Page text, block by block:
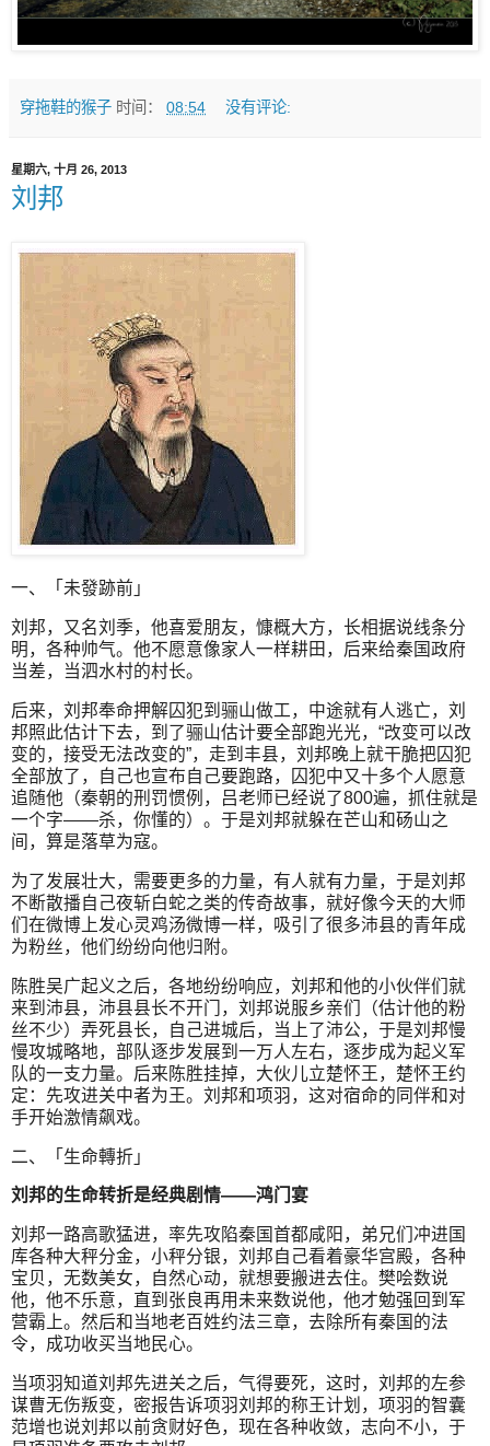
穿拖鞋的猴子 时间： 08:54 没有评论:
星期六, 十月 26, 2013
刘邦
一、「未發跡前」
刘邦，又名刘季，他喜爱朋友，慷概大方，长相据说线条分
明，各种帅气。他不愿意像家人一样耕田，后来给秦国政府
当差，当泗水村的村长。
后来，刘邦奉命押解囚犯到骊山做工，中途就有人逃亡，刘
邦照此估计下去，到了骊山估计要全部跑光光，“改变可以改
变的，接受无法改变的”，走到丰县，刘邦晚上就干脆把囚犯
全部放了，自己也宣布自己要跑路，囚犯中又十多个人愿意
追随他（秦朝的刑罚惯例，吕老师已经说了800遍，抓住就是
一个字——杀，你懂的）。于是刘邦就躲在芒山和砀山之
间，算是落草为寇。
为了发展壮大，需要更多的力量，有人就有力量，于是刘邦
不断散播自己夜斩白蛇之类的传奇故事，就好像今天的大师
们在微博上发心灵鸡汤微博一样，吸引了很多沛县的青年成
为粉丝，他们纷纷向他归附。
陈胜吴广起义之后，各地纷纷响应，刘邦和他的小伙伴们就
来到沛县，沛县县长不开门，刘邦说服乡亲们（估计他的粉
丝不少）弄死县长，自己进城后，当上了沛公，于是刘邦慢
慢攻城略地，部队逐步发展到一万人左右，逐步成为起义军
队的一支力量。后来陈胜挂掉，大伙儿立楚怀王，楚怀王约
定：先攻进关中者为王。刘邦和项羽，这对宿命的同伴和对
手开始激情飙戏。
二、「生命轉折」
刘邦的生命转折是经典剧情——鸿门宴
刘邦一路高歌猛进，率先攻陷秦国首都咸阳，弟兄们冲进国
库各种大秤分金，小秤分银，刘邦自己看着豪华宫殿，各种
宝贝，无数美女，自然心动，就想要搬进去住。樊哙数说
他，他不乐意，直到张良再用未来数说他，他才勉强回到军
营霸上。然后和当地老百姓约法三章，去除所有秦国的法
令，成功收买当地民心。
当项羽知道刘邦先进关之后，气得要死，这时，刘邦的左参
谋曹无伤叛变，密报告诉项羽刘邦的称王计划，项羽的智囊
范增也说刘邦以前贪财好色，现在各种收敛，志向不小，于